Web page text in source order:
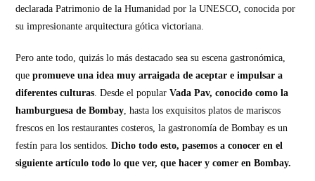
declarada Patrimonio de la Humanidad por la UNESCO, conocida por
su impresionante arquitectura gótica victoriana.
Pero ante todo, quizás lo más destacado sea su escena gastronómica,
que promueve una idea muy arraigada de aceptar e impulsar a
diferentes culturas. Desde el popularVada Pav, conocido como la
hamburguesa de Bombay, hasta los exquisitos platos de mariscos
frescos en los restaurantes costeros, la gastronomía de Bombay es un
festín para los sentidos.Dicho todo esto, pasemos a conocer en el
siguiente artículo todo lo que ver, que hacer y comer en Bombay.